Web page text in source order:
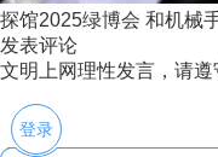
探馆2025绿博会 和机械
发表评论
文明上网理性发言，请
登录